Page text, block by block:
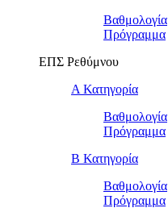
Βαθμολογία
Πρόγραμμα
ΕΠΣ Ρεθύμνου
Α Κατηγορία
Βαθμολογία
Πρόγραμμα
Β Κατηγορία
Βαθμολογία
Πρόγραμμα